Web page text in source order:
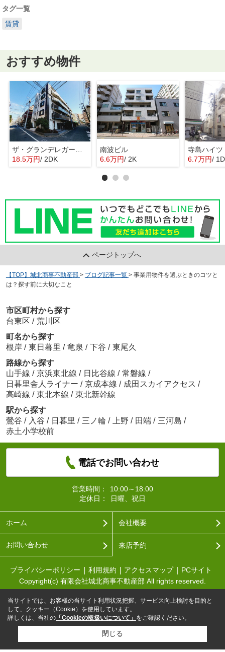
タグ一覧
賃貸
おすすめ物件
18.5万円/ 2DK
南波ビル
6.6万円/ 2K
寺島ハイツ
6.7万円/
ページトップへ
【TOP】城北商事不動産部 > ブログ記事一覧 > 事業用物件を選ぶときのコツと
は？探す前に大切なこと
市区町村から探す
台東区 / 荒川区
町名から探す
根岸 / 東日暮里 / 竜泉 / 下谷 / 東尾久
路線から探す
山手線 / 京浜東北線 / 日比谷線 / 常磐線 /
日暮里舎人ライナー / 京成本線 / 成田スカイアクセス /
高崎線 / 東北本線 / 東北新幹線
駅から探す
鶯谷 / 入谷 / 日暮里 / 三ノ輪 / 上野 / 田端 / 三河島 /
赤土小学校前
電話でお問い合わせ
営業時間：
10:00～18:00
定休日：
日曜、祝日
ホーム 会社概要
お問い合わせ 来店予約
プライバシーポリシー 利用規約 アクセスマップ
PCサイト
Copyright(c) 有限会社城北商事不動産部 All rights reserved.
当サイトでは、お客様の当サイト利用状況把握、サービス向上検討を目的と
して、クッキー（Cookie）を使用しています。
詳しくは、当社の 「Cookieの取扱いについて」 をご確認ください。
閉じる